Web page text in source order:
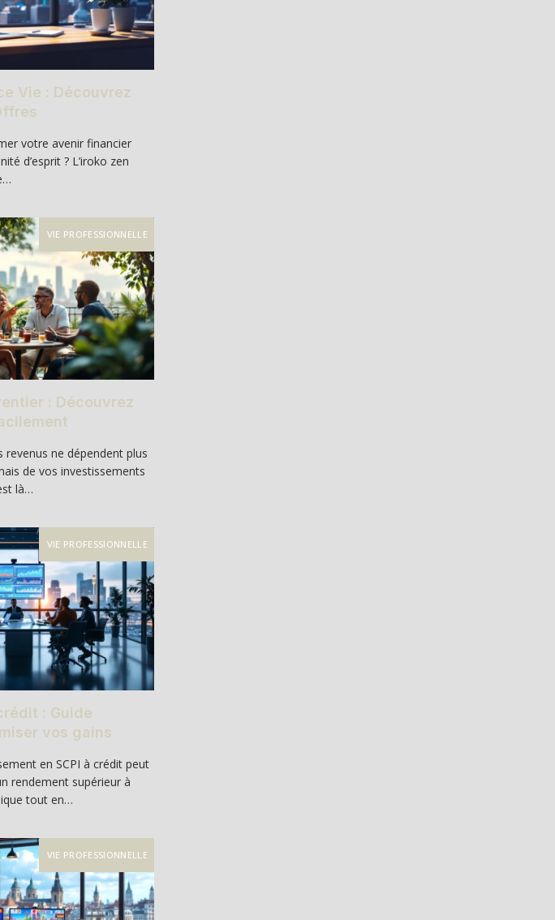
Vie : Découvrez
votre avenir financier
d’esprit ? L’iroko zen
VIE PROFESSIONNELLE
: Découvrez
revenus ne dépendent plus
de vos investissements
là…
VIE PROFESSIONNELLE
: Guide
vos gains
en SCPI à crédit peut
rendement supérieur à
tout en…
VIE PROFESSIONNELLE